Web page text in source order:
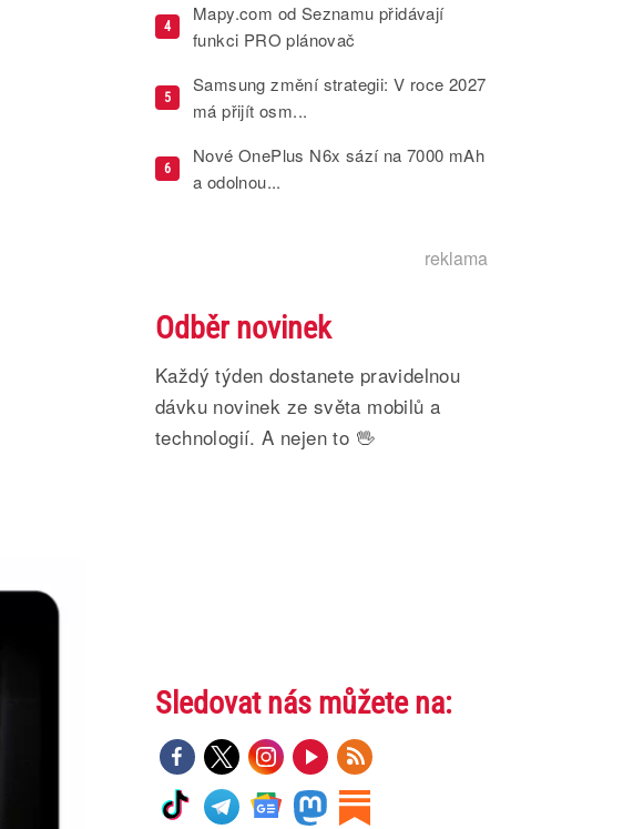
4
Mapy.com od Seznamu přidávají
funkci PRO plánovač
5
Samsung změní strategii: V roce 2027
má přijít osm...
6
Nové OnePlus N6x sází na 7000 mAh
a odolnou...
reklama
Odběr novinek
Každý týden dostanete pravidelnou
dávku novinek ze světa mobilů a
technologií. A nejen to 🖖
Sledovat nás můžete na: